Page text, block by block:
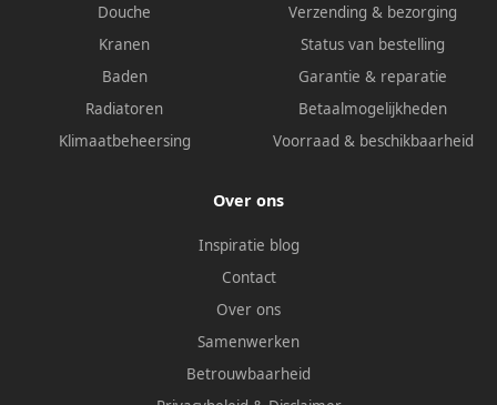
Douche
Kranen
Baden
Radiatoren
Klimaatbeheersing
Verzending & bezorging
Status van bestelling
Garantie & reparatie
Betaalmogelijkheden
Voorraad & beschikbaarheid
Over ons
Inspiratie blog
Contact
Over ons
Samenwerken
Betrouwbaarheid